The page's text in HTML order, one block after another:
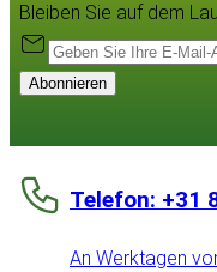
Bleiben Sie auf dem
Abonnieren
Telefon: +31
An Werktagen